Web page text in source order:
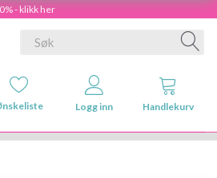
- klikk her
Logg inn Handlekurv